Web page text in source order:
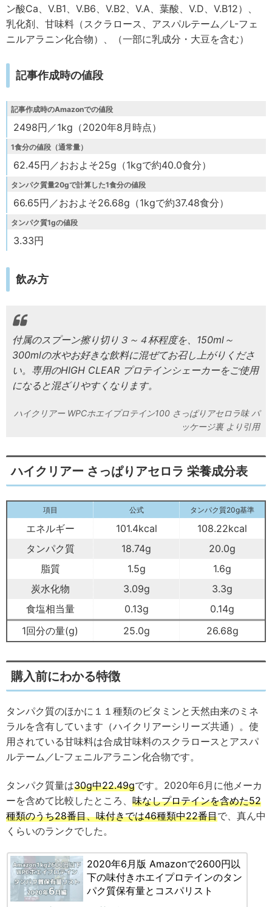
ン酸Ca、V.B1、V.B6、V.B2、V.A、葉酸、V.D、V.B12）、
乳化剤、甘味料（スクラロース、アスパルテーム／L-フェ
ニルアラニン化合物）、（一部に乳成分・大豆を含む）
記事作成時の値段
記事作成時のAmazonでの値段
2498円／1kg（2020年8月時点）
1食分の値段（通常量）
62.45円／おおよそ25g（1kgで約40.0食分）
タンパク質量20gで計算した1食分の値段
66.65円／おおよそ26.68g（1kgで約37.48食分）
タンパク質1gの値段
3.33円
飲み方
付属のスプーン擦り切り３～４杯程度を、150ml～
300mlの水やお好きな飲料に混ぜてお召し上がりくださ
い。専用のHIGH CLEAR プロテインシェーカーをご使用
になると混ざりやすくなります。
ハイクリアー WPCホエイプロテイン100 さっぱりアセロラ味 パ
ッケージ裏
ハイクリアー さっぱりアセロラ 栄養成分表
項目 公式 タンパク質20g基準
エネルギー 101.4kcal
108.22kcal
タンパク質
18.74g
20.0g
脂質
1.5g
1.6g
炭水化物
3.09g
3.3g
食塩相当量
0.13g
0.14g
1回分の量(g)
25.0g 26.68g
購入前にわかる特徴
タンパク質のほかに１１種類のビタミンと天然由来のミネ
ラルを含有しています（ハイクリアーシリーズ共通）。使
用されている甘味料は合成甘味料のスクラロースとアスパ
ルテーム／L-フェニルアラニン化合物です。
タンパク質量は30g中22.49gです。2020年6月に他メーカ
ーを含めて比較したところ、 味なしプロテインを含めた52
種類のうち28番目、味付きでは46種類中22番目で、真ん中
くらいのランクでした。
2020年6月版 Amazonで2600円以
下の味付きホエイプロテインのタン
パク質保有量とコスパリスト